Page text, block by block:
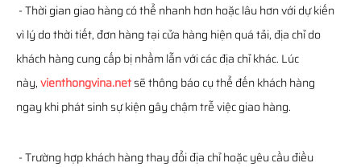
- Thời gian giao hàng có thể nhanh hơn hoặc lâu hơn với dự kiến
vì lý do thời tiết, đơn hàng tại cửa hàng hiện quá tải, địa chỉ do
khách hàng cung cấp bị nhầm lẫn với các địa chỉ khác. Lúc
này,vienthongvina.netsẽ thông báo cụ thể đến khách hàng
ngay khi phát sinh sự kiện gây chậm trễ việc giao hàng.
- Trường hợp khách hàng thay đổi địa chỉ hoặc yêu cầu điều